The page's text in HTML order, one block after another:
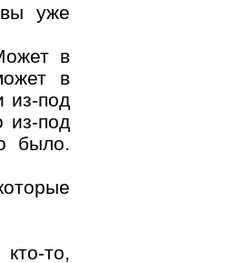
уже
в
в
из-под
из-под
было.
то,